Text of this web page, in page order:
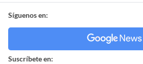
Síguenos en:
Suscríbete en: